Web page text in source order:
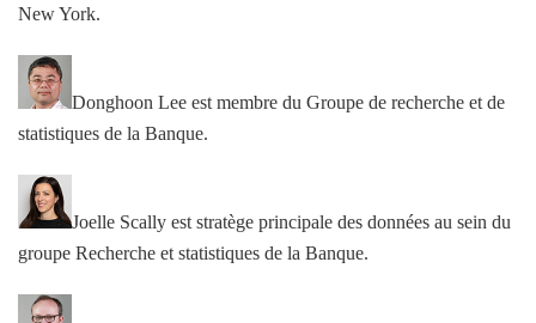
New York.
Donghoon Lee est membre du Groupe de recherche et de
statistiques de la Banque.
Joelle Scally est stratège principale des données au sein du
groupe Recherche et statistiques de la Banque.